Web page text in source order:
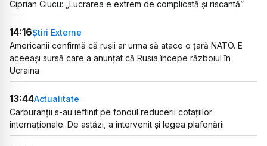
Ciprian Ciucu: „Lucrarea e extrem de complicată și riscantă”
14:16Știri Externe
Americanii confirmă că rușii ar urma să atace o țară NATO. E
aceeași sursă care a anunțat că Rusia începe războiul în
Ucraina
13:44Actualitate
Carburanții s-au ieftinit pe fondul reducerii cotațiilor
internaționale. De astăzi, a intervenit și legea plafonării